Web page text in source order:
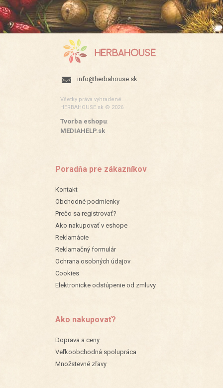
info@herbahouse.sk
Všetky práva vyhradené.
HERBAHOUSE.sk © 2026
Tvorba eshopu:
MEDIAHELP.sk
Poradňa pre zákazníkov
Kontakt
Obchodné podmienky
Prečo sa registrovať?
Ako nakupovať v eshope
Reklamácie
Reklamačný formulár
Ochrana osobných údajov
Cookies
Elektronicke odstúpenie od zmluvy
Ako nakupovať?
Doprava a ceny
Veľkoobchodná spolupráca
Množstevné zľavy